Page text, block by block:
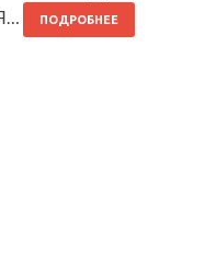
ПОДРОБНЕЕ